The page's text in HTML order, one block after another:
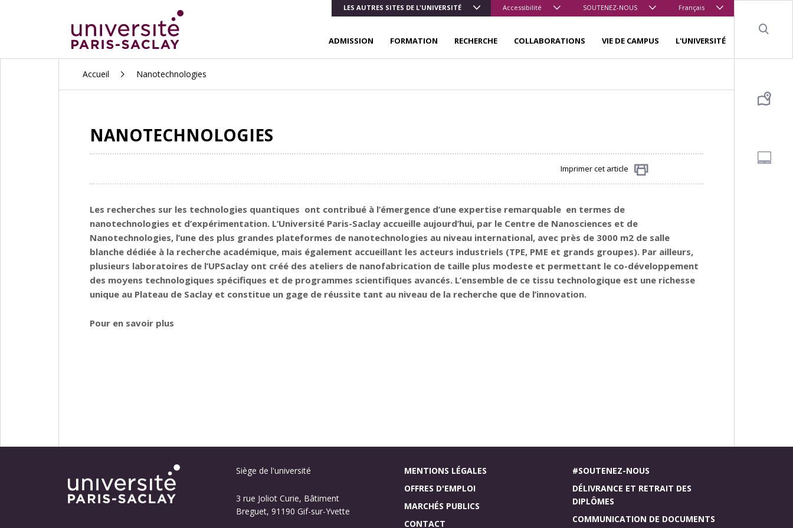
LES AUTRES SITES DE L'UNIVERSITÉ Accessibilité SOUTENEZ-NOUS Français
ADMISSION FORMATION RECHERCHE COLLABORATIONS VIE DE CAMPUS L'UNIVERSITÉ
Accueil Nanotechnologies
NANOTECHNOLOGIES
Imprimer cet article
Les recherches sur les technologies quantiques ont contribué à l’émergence d’une expertise remarquable en termes de
nanotechnologies et d’expérimentation. L’Université Paris-Saclay accueille aujourd’hui, par le Centre de Nanosciences et de
Nanotechnologies, l’une des plus grandes plateformes de nanotechnologies au niveau international, avec près de 3000 m2 de salle
blanche dédiée à la recherche académique, mais également accueillant les acteurs industriels (TPE, PME et grands groupes). Par ailleurs,
plusieurs laboratoires de l’UPSaclay ont créé des ateliers de nanofabrication de taille plus modeste et permettant le co-développement
des moyens technologiques spécifiques et de programmes scientifiques avancés. L’ensemble de ce tissu technologique est une richesse
unique au Plateau de Saclay et constitue un gage de réussite tant au niveau de la recherche que de l’innovation.
Pour en savoir plus
Siège de l'université
3 rue Joliot Curie, Bâtiment
Breguet, 91190 Gif-sur-Yvette
MENTIONS LÉGALES
OFFRES D'EMPLOI
MARCHÉS PUBLICS
CONTACT
#SOUTENEZ-NOUS
DÉLIVRANCE ET RETRAIT DES
DIPLÔMES
COMMUNICATION DE DOCUMENTS